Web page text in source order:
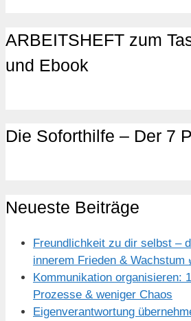
ARBEITSHEFT zum
und Ebook
Die Soforthilfe – Der 7
Neueste Beiträge
Freundlichkeit zu dir selbst –
innerem Frieden & Wachstum
Kommunikation organisieren:
Prozesse & weniger Chaos
Eigenverantwortung